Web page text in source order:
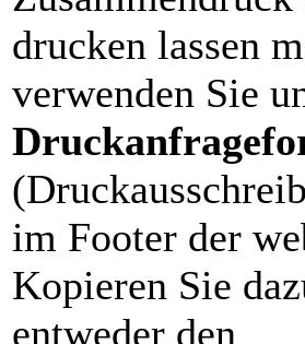
drucken lassen
verwenden Sie
im Footer der
Kopieren Sie
entweder den